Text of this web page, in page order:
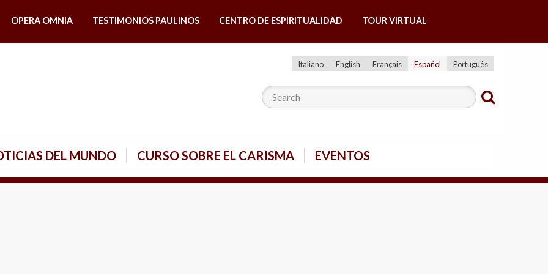
OPERA OMNIA TESTIMONIOS PAULINOS CENTRO DE ESPIRITUALIDAD TOUR VIRTUAL
Italiano English Français Español Português
DEL MUNDO CURSO SOBRE EL CARISMA EVENTOS